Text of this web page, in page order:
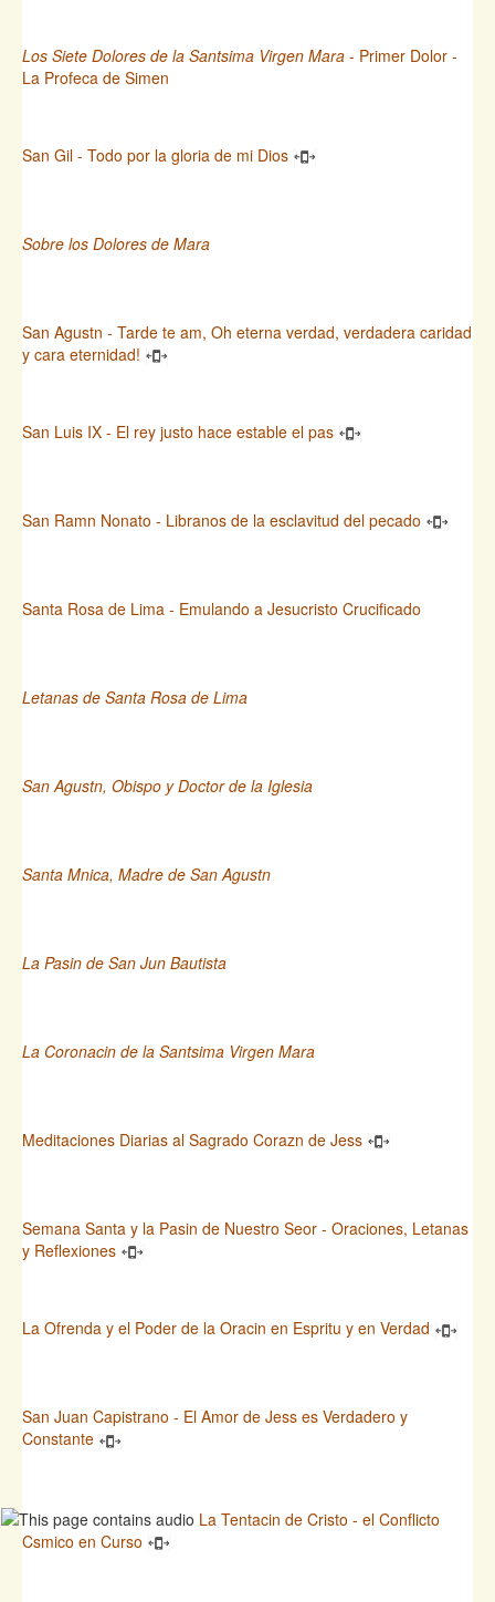
Los Siete Dolores de la Santsima Virgen Mara - Primer Dolor -
La Profeca de Simen
San Gil - Todo por la gloria de mi Dios
Sobre los Dolores de Mara
San Agustn - Tarde te am, Oh eterna verdad, verdadera caridad
y cara eternidad!
San Luis IX - El rey justo hace estable el pas
San Ramn Nonato - Libranos de la esclavitud del pecado
Santa Rosa de Lima - Emulando a Jesucristo Crucificado
Letanas de Santa Rosa de Lima
San Agustn, Obispo y Doctor de la Iglesia
Santa Mnica, Madre de San Agustn
La Pasin de San Jun Bautista
La Coronacin de la Santsima Virgen Mara
Meditaciones Diarias al Sagrado Corazn de Jess
Semana Santa y la Pasin de Nuestro Seor - Oraciones, Letanas
y Reflexiones
La Ofrenda y el Poder de la Oracin en Espritu y en Verdad
San Juan Capistrano - El Amor de Jess es Verdadero y
Constante
La Tentacin de Cristo - el Conflicto
Csmico en Curso